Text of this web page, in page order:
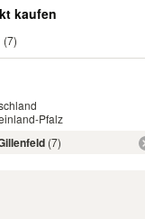
kaufen
(7)
Pfalz
(7)